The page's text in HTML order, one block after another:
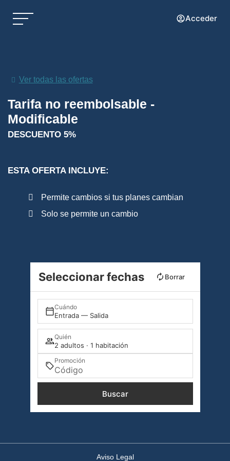
Acceder
Ver todas las ofertas
Tarifa no reembolsable -
Modificable
DESCUENTO 5%
ESTA OFERTA INCLUYE:
Permite cambios si tus planes cambian
Solo se permite un cambio
Seleccionar fechas Borrar
Cuándo
Entrada — Salida
Quién
2 adultos · 1 habitación
Promoción
Buscar
Aviso Legal